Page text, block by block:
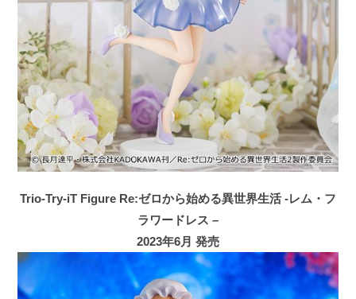
Trio-Try-iT Figure Re:ゼロから始める異世界生活 -レム・フ
ラワードレス –
2023年6月 発売